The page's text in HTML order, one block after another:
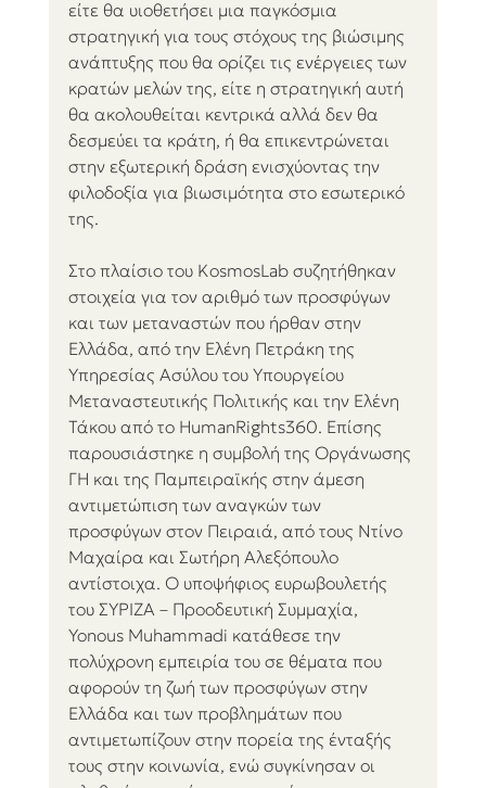
είτε θα υιοθετήσει μια παγκόσμια
στρατηγική για τους στόχους της βιώσιμης
ανάπτυξης που θα ορίζει τις ενέργειες των
κρατών μελών της, είτε η στρατηγική αυτή
θα ακολουθείται κεντρικά αλλά δεν θα
δεσμεύει τα κράτη, ή θα επικεντρώνεται
στην εξωτερική δράση ενισχύοντας την
φιλοδοξία για βιωσιμότητα στο εσωτερικό
της.
Στο πλαίσιο του KosmosLab συζητήθηκαν
στοιχεία για τον αριθμό των προσφύγων
και των μεταναστών που ήρθαν στην
Ελλάδα, από την Ελένη Πετράκη της
Υπηρεσίας Ασύλου του Υπουργείου
Μεταναστευτικής Πολιτικής και την Ελένη
Τάκου από το HumanRights360. Επίσης
παρουσιάστηκε η συμβολή της Οργάνωσης
ΓΗ και της Παμπειραϊκής στην άμεση
αντιμετώπιση των αναγκών των
προσφύγων στον Πειραιά, από τους Ντίνο
Μαχαίρα και Σωτήρη Αλεξόπουλο
αντίστοιχα. Ο υποψήφιος ευρωβουλετής
του ΣΥΡΙΖΑ – Προοδευτική Συμμαχία,
Yonous Muhammadi κατάθεσε την
πολύχρονη εμπειρία του σε θέματα που
αφορούν τη ζωή των προσφύγων στην
Ελλάδα και των προβλημάτων που
αντιμετωπίζουν στην πορεία της ένταξής
τους στην κοινωνία, ενώ συγκίνησαν οι